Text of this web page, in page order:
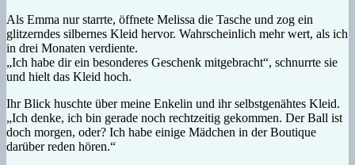
Als Emma nur starrte, öffnete Melissa die Tasche und zog ein
glitzerndes silbernes Kleid hervor. Wahrscheinlich mehr wert, als ich
in drei Monaten verdiente.
„Ich habe dir ein besonderes Geschenk mitgebracht“, schnurrte sie
und hielt das Kleid hoch.
Ihr Blick huschte über meine Enkelin und ihr selbstgenähtes Kleid.
„Ich denke, ich bin gerade noch rechtzeitig gekommen. Der Ball ist
doch morgen, oder? Ich habe einige Mädchen in der Boutique
darüber reden hören.“